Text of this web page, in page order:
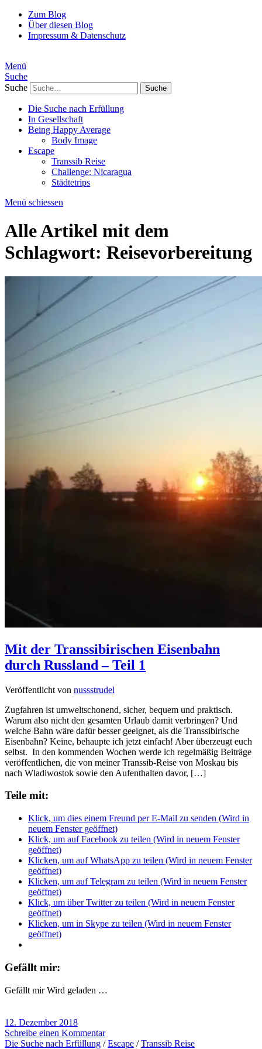
Zum Blog
Über diesen Blog
Impressum & Datenschutz
Menü
Suche
Suche
Die Suche nach Erfüllung
In Gesellschaft
Being Happy Average
Body Image
Escape
Transsib Reise
Challenge: Nicaragua
Städtetrips
Menü schiessen
Alle Artikel mit dem
Schlagwort: Reisevorbereitung
Mit der Transsibirischen Eisenbahn
durch Russland – Teil 1
Veröffentlicht von nussstrudel
Zugfahren ist umweltschonend, sicher, bequem und praktisch.
Warum also nicht den gesamten Urlaub damit verbringen? Und
welche Bahn wäre dafür besser geeignet, als die Transsibirische
Eisenbahn? Keine, behaupte ich jetzt einfach! Aber überzeugt euch
selbst. In den kommenden Wochen werde ich regelmäßig Beiträge
veröffentlichen, die von meiner Transsib-Reise von Moskau bis
nach Wladiwostok sowie den Aufenthalten davor, […]
Teile mit:
Klick, um dies einem Freund per E-Mail zu senden (Wird in
neuem Fenster geöffnet)
Klick, um auf Facebook zu teilen (Wird in neuem Fenster
geöffnet)
Klicken, um auf WhatsApp zu teilen (Wird in neuem Fenster
geöffnet)
Klicken, um auf Telegram zu teilen (Wird in neuem Fenster
geöffnet)
Klick, um über Twitter zu teilen (Wird in neuem Fenster
geöffnet)
Klicken, um in Skype zu teilen (Wird in neuem Fenster
geöffnet)
Gefällt mir:
Gefällt mir Wird geladen …
12. Dezember 2018
Schreibe einen Kommentar
Die Suche nach Erfüllung /Escape /Transsib Reise